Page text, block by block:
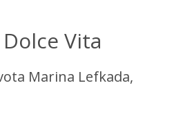
Vita
Marina Lefkada,